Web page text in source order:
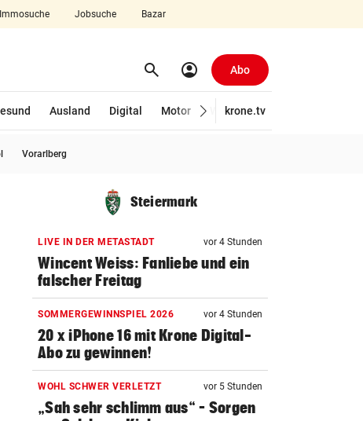
Immosuche Jobsuche Bazar
search Suchen
account_circle Abo
Ausland Digital Motor Wirtschaft
krone.tv
Vorarlberg
Steiermark
LIVE IN DER METASTADT vor 4 Stunden
Wincent Weiss: Fanliebe und ein
falscher Freitag
SOMMERGEWINNSPIEL 2026 vor 4 Stunden
20 x iPhone 16 mit Krone Digital-
Abo zu gewinnen!
WOHL SCHWER VERLETZT vor 5 Stunden
„Sah sehr schlimm aus“ – Sorgen